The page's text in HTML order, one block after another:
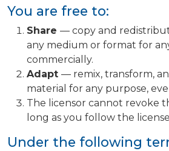
You are free to:
Share — copy and
any medium or format for
commercially.
Adapt — remix, transform,
material for any purpose,
The licensor cannot revoke
long as you follow the
Under the following